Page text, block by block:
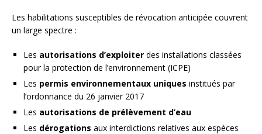
Les habilitations susceptibles de révocation anticipée couvrent
un large spectre :
Les autorisations d’exploiter des installations classées
pour la protection de l’environnement (ICPE)
Les permis environnementaux uniques institués par
l’ordonnance du 26 janvier 2017
Les autorisations de prélèvement d’eau
Les dérogations aux interdictions relatives aux espèces